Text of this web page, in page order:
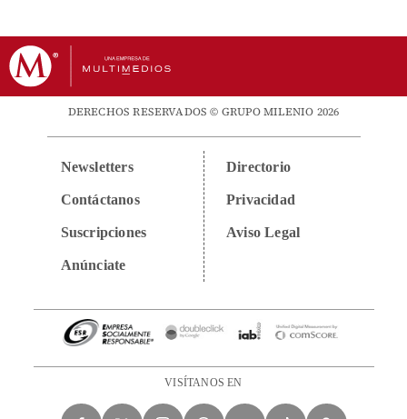
DERECHOS RESERVADOS © GRUPO MILENIO 2026
Newsletters
Contáctanos
Suscripciones
Anúnciate
Directorio
Privacidad
Aviso Legal
VISÍTANOS EN